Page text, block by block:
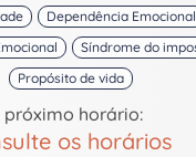
Dependência Emocional
Síndrome do
Propósito de vida
próximo horário:
os horários